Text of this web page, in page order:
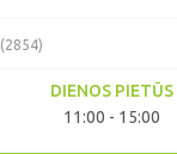
(2854)
DIENOS PIETŪS
11:00 - 15:00